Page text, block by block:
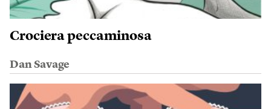
Crociera peccaminosa
Dan Savage